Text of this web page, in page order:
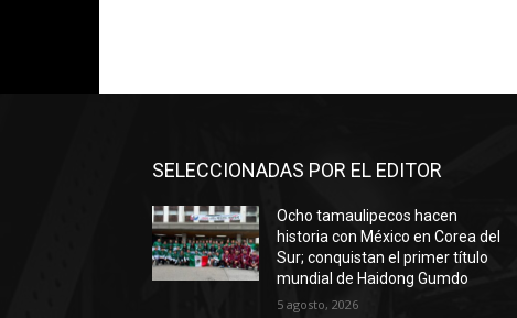
SELECCIONADAS POR EL EDITOR
Ocho tamaulipecos hacen
historia con México en Corea del
Sur; conquistan el primer título
mundial de Haidong Gumdo
5 agosto, 2026